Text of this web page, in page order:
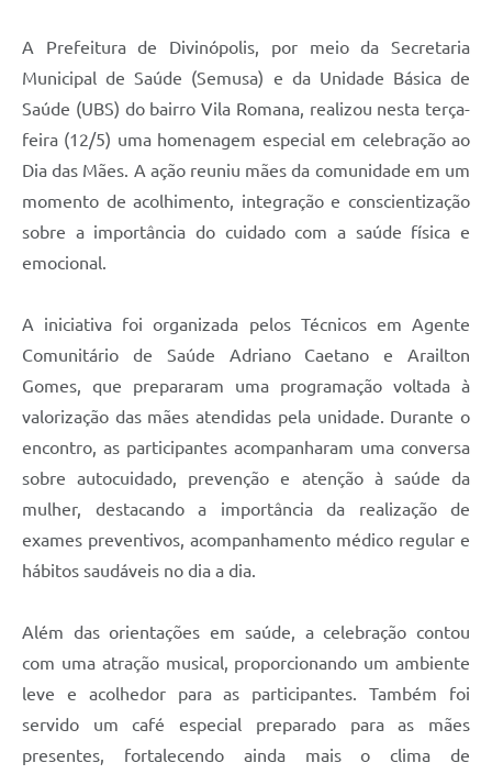
A Prefeitura de Divinópolis, por meio da Secretaria
Municipal de Saúde (Semusa) e da Unidade Básica de
Saúde (UBS) do bairro Vila Romana, realizou nesta terça-
feira (12/5) uma homenagem especial em celebração ao
Dia das Mães. A ação reuniu mães da comunidade em um
momento de acolhimento, integração e conscientização
sobre a importância do cuidado com a saúde física e
emocional.
A iniciativa foi organizada pelos Técnicos em Agente
Comunitário de Saúde Adriano Caetano e Arailton
Gomes, que prepararam uma programação voltada à
valorização das mães atendidas pela unidade. Durante o
encontro, as participantes acompanharam uma conversa
sobre autocuidado, prevenção e atenção à saúde da
mulher, destacando a importância da realização de
exames preventivos, acompanhamento médico regular e
hábitos saudáveis no dia a dia.
Além das orientações em saúde, a celebração contou
com uma atração musical, proporcionando um ambiente
leve e acolhedor para as participantes. Também foi
servido um café especial preparado para as mães
presentes, fortalecendo ainda mais o clima de